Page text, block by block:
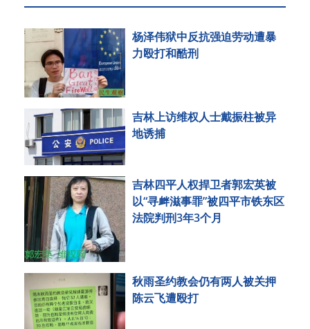
杨泽伟狱中反抗强迫劳动遭暴
力殴打和酷刑
吉林上访维权人士戴振柱被异
地诱捕
吉林四平人权捍卫者郭宏英被
以“寻衅滋事罪”被四平市铁东区
法院判刑3年3个月
秋雨圣约教会仍有两人被关押
陈云飞遭殴打